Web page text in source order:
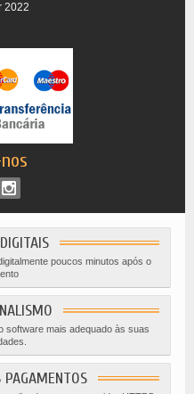
2022
poucos minutos após o
software mais adequado às suas
PAGAMENTOS